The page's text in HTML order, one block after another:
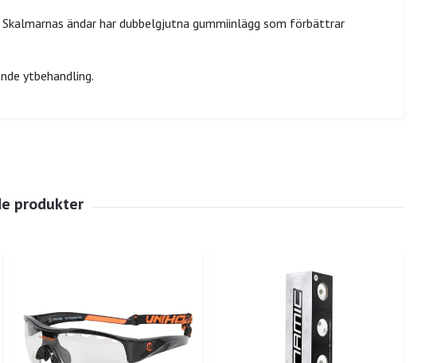
ändar har dubbelgjutna gummiinlägg som förbättrar
ytbehandling.